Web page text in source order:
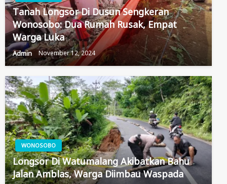
Tanah Longsor Di Dusun Sengkeran
Wonosobo: Dua Rumah Rusak, Empat
Warga Luka
Admin November 12, 2024
WONOSOBO
Longsor Di Watumalang Akibatkan Bahu
Jalan Amblas, Warga Diimbau Waspada